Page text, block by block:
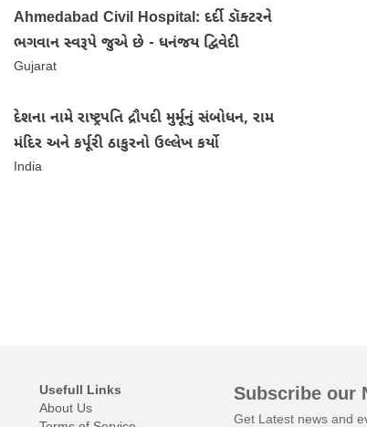
Ahmedabad Civil Hospital: દર્દી ડૉક્ટરને
ભગવાન સ્વરૂપે જુએ છે - ધનંજય દ્વિવેદી
Gujarat
દેશના નામે રાષ્ટ્રપતિ દ્રૌપદી મુર્મૂનું સંબોધન, રામ
મંદિર અને કર્પૂરી ઠાકુરનો ઉલ્લેખ કર્યો
India
Usefull Links
About Us
Subscribe our
Get Latest news and